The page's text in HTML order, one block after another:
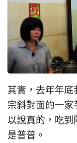
其實，去年年底
宗斜對面的一
以說真的，吃
是普普。